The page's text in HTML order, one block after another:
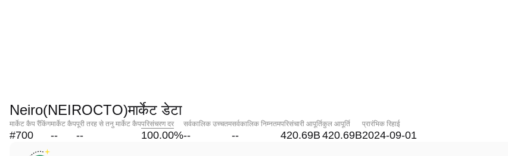
Neiro(NEIROCTO)मार्केट डेटा
मार्केट कैप रैंकिंग
#700
मार्केट कैप
--
पूरी तरह से तनु मार्केट कैप
--
परिसंचरण दर
100.00%
सर्वकालिक उच्चतम
--
सर्वकालिक निम्नतम
--
परिसंचारी आपूर्ति
420.69B
कुल आपूर्ति
420.69B
प्रारंभिक रिहाई
2024-09-01